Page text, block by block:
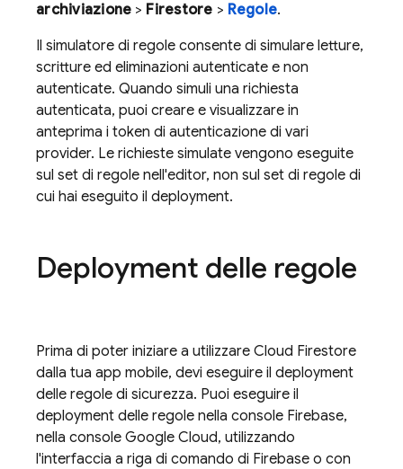
archiviazione > Firestore > Regole.
Il simulatore di regole consente di simulare letture,
scritture ed eliminazioni autenticate e non
autenticate. Quando simuli una richiesta
autenticata, puoi creare e visualizzare in
anteprima i token di autenticazione di vari
provider. Le richieste simulate vengono eseguite
sul set di regole nell'editor, non sul set di regole di
cui hai eseguito il deployment.
Deployment delle regole
Prima di poter iniziare a utilizzare Cloud Firestore
dalla tua app mobile, devi eseguire il deployment
delle regole di sicurezza. Puoi eseguire il
deployment delle regole nella console Firebase,
nella console Google Cloud, utilizzando
l'interfaccia a riga di comando di Firebase o con